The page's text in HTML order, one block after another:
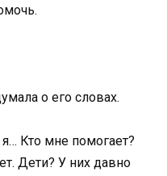
о его словах.
Кто мне помогает?
Дети? У них давно